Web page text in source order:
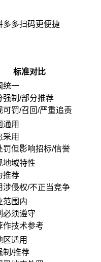
多多扫码更便捷
标准对比
统一
强制/部分推荐
可罚/召回/严重追责
通用
采用
罚但影响招标/信誉
地域特性
推荐
涉侵权/不正当竞争
范围内
必须遵守
作技术参考
区适用
制/推荐